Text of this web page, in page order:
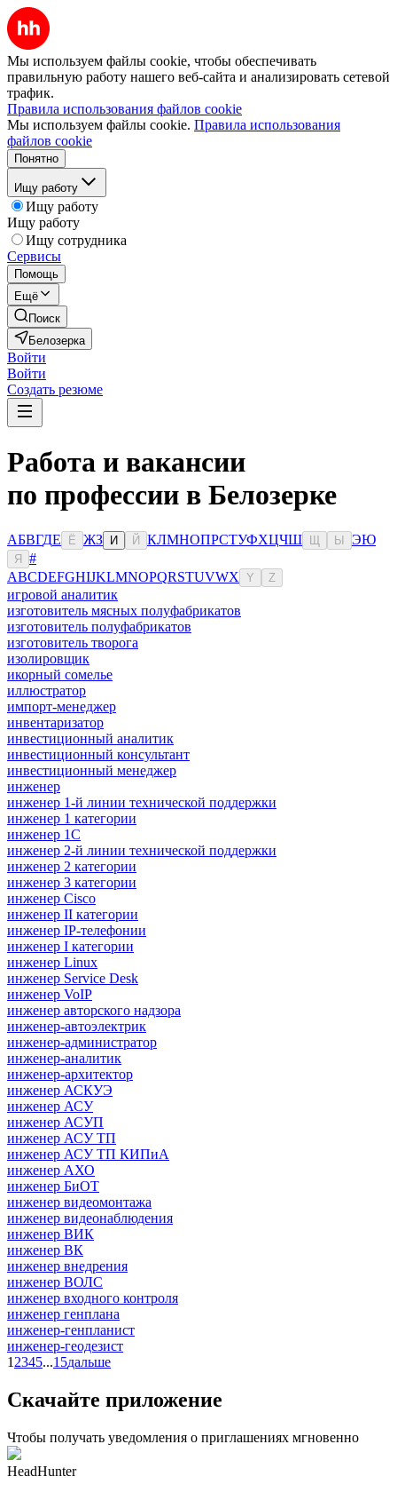
Мы используем файлы cookie, чтобы обеспечивать
правильную работу нашего веб-сайта и анализировать сетевой
трафик.
Правила использования файлов cookie
Мы используем файлы cookie. Правила использования
файлов cookie
Понятно
Ищу работу
Ищу работу
Ищу работу
Ищу сотрудника
Сервисы
Помощь
Ещё
Поиск
Белозерка
Войти
Войти
Создать резюме
Работа и вакансии
по профессии в Белозерке
АБВГДЕ Ё ЖЗ И Й КЛМНОПРСТУФХЦЧШ Ы ЭЮ
Я
#
ABCDEFGHIJKLMNOPQRSTUVWX Y Z
игровой аналитик
изготовитель мясных полуфабрикатов
изготовитель полуфабрикатов
изготовитель творога
изолировщик
икорный сомелье
иллюстратор
импорт-менеджер
инвентаризатор
инвестиционный аналитик
инвестиционный консультант
инвестиционный менеджер
инженер
инженер 1-й линии технической поддержки
инженер 1 категории
инженер 1С
инженер 2-й линии технической поддержки
инженер 2 категории
инженер 3 категории
инженер Cisco
инженер II категории
инженер IP-телефонии
инженер I категории
инженер Linux
инженер Service Desk
инженер VoIP
инженер авторского надзора
инженер-автоэлектрик
инженер-администратор
инженер-аналитик
инженер-архитектор
инженер АСКУЭ
инженер АСУ
инженер АСУП
инженер АСУ ТП
инженер АСУ ТП КИПиА
инженер АХО
инженер БиОТ
инженер видеомонтажа
инженер видеонаблюдения
инженер ВИК
инженер ВК
инженер внедрения
инженер ВОЛС
инженер входного контроля
инженер генплана
инженер-генпланист
инженер-геодезист
1 2345...15дальше
Скачайте приложение
Чтобы получать уведомления о приглашениях мгновенно
HeadHunter